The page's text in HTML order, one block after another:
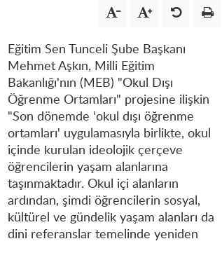
Eğitim Sen Tunceli Şube Başkanı
Mehmet Aşkın, Milli Eğitim
Bakanlığı'nın (MEB) "Okul Dışı
Öğrenme Ortamları" projesine ilişkin
"Son dönemde 'okul dışı öğrenme
ortamları' uygulamasıyla birlikte, okul
içinde kurulan ideolojik çerçeve
öğrencilerin yaşam alanlarına
taşınmaktadır. Okul içi alanların
ardından, şimdi öğrencilerin sosyal,
kültürel ve gündelik yaşam alanları da
dini referanslar temelinde yeniden